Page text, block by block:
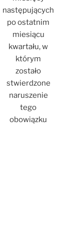
następujących
po ostatnim
miesiącu
kwartału, w
którym
zostało
stwierdzone
naruszenie
tego
obowiązku